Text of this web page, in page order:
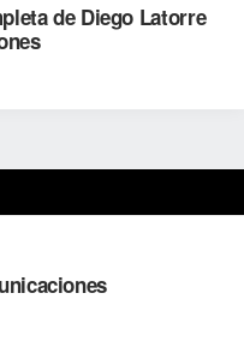
de Diego Latorre